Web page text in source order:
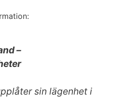
–
sin lägenhet i